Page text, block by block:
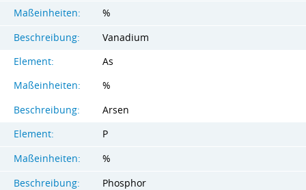
Maßeinheiten:
%
Beschreibung:
Vanadium
Element:
As
Maßeinheiten:
%
Beschreibung:
Arsen
Element:
P
Maßeinheiten:
%
Beschreibung:
Phosphor